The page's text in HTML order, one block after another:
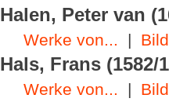
Halen, Peter van
Werke von... |
Hals, Frans (1582/
Werke von... |